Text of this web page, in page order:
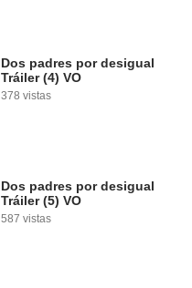
Dos padres por desigual
Tráiler (4) VO
378 vistas
Dos padres por desigual
Tráiler (5) VO
587 vistas